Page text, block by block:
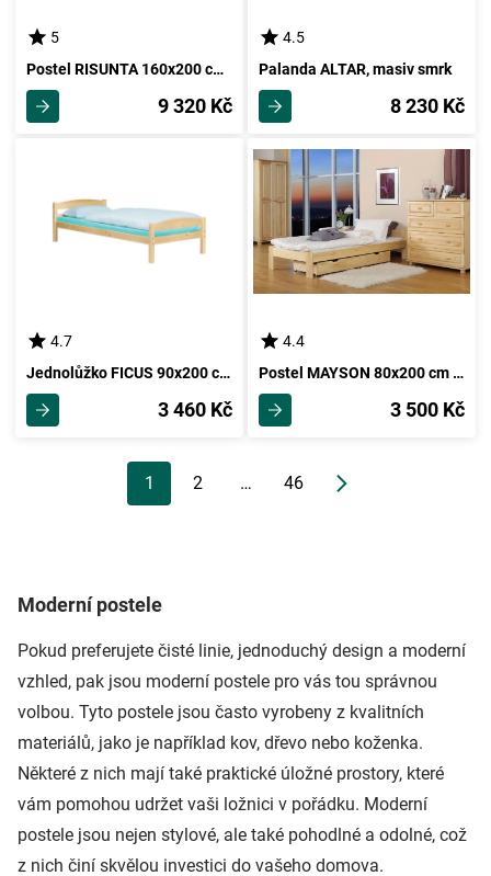
5
Postel RISUNTA 160x200 cm, bílá/černé sklo
9 320 Kč
4.5
Palanda ALTAR, masiv smrk
8 230 Kč
4.7
Jednolůžko FICUS 90x200 cm, masiv smrk
3 460 Kč
4.4
Postel MAYSON 80x200 cm s roštem, masiv borovice
3 500 Kč
1 2 … 46
Moderní postele
Pokud preferujete čisté linie, jednoduchý design a moderní
vzhled, pak jsou moderní postele pro vás tou správnou
volbou. Tyto postele jsou často vyrobeny z kvalitních
materiálů, jako je například kov, dřevo nebo koženka.
Některé z nich mají také praktické úložné prostory, které
vám pomohou udržet vaši ložnici v pořádku. Moderní
postele jsou nejen stylové, ale také pohodlné a odolné, což
z nich činí skvělou investici do vašeho domova.